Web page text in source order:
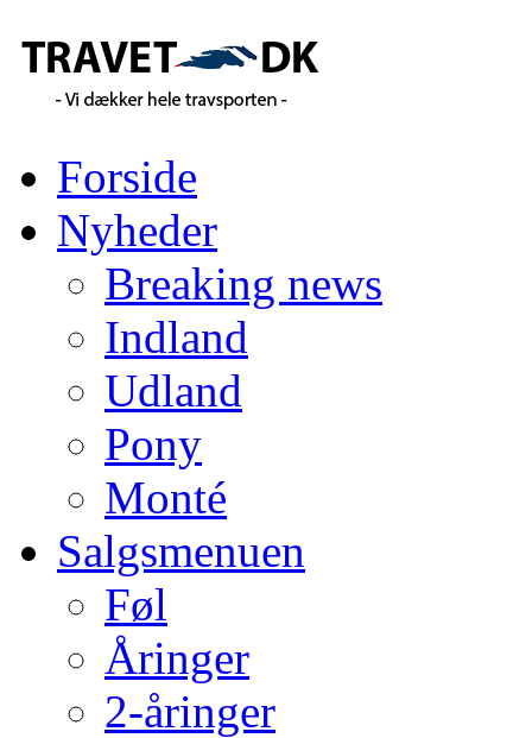
Forside
Nyheder
Breaking news
Indland
Udland
Pony
Monté
Salgsmenuen
Føl
Åringer
2-åringer